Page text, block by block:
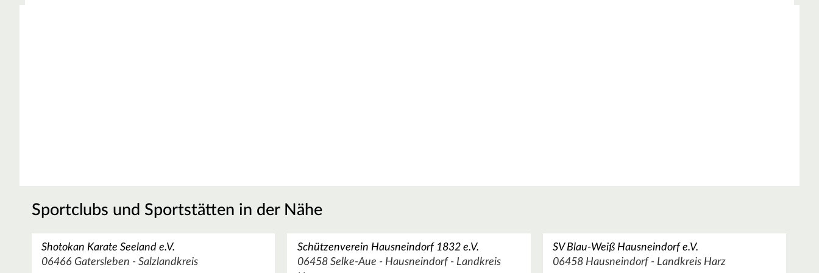
Sportclubs und Sportstätten in der Nähe
Shotokan Karate Seeland e.V.
06466 Gatersleben - Salzlandkreis
Schützenverein Hausneindorf 1832 e.V.
06458 Selke-Aue - Hausneindorf - Landkreis
SV Blau-Weiß Hausneindorf e.V.
06458 Hausneindorf - Landkreis Harz